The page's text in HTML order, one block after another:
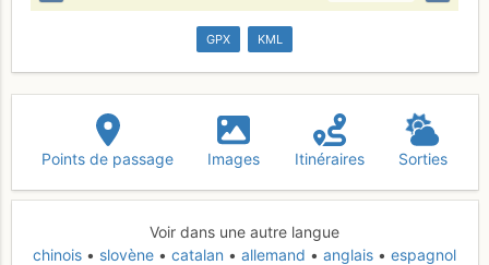
GPX KML
Points de passage Images Itinéraires Sorties
Voir dans une autre langue
chinois
slovène catalan allemand anglais
espagnol